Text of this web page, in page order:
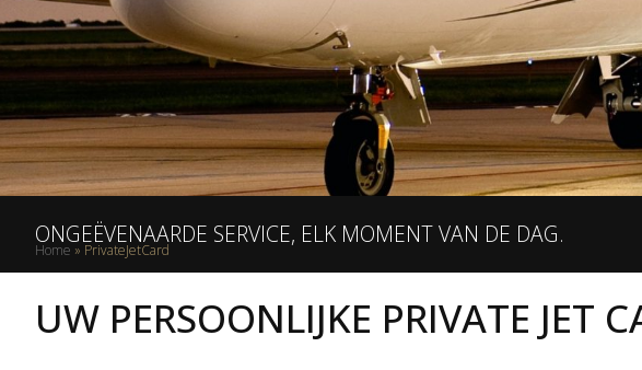
ONGEËVENAARDE SERVICE, ELK MOMENT VAN DE DAG.
Home » PrivateJetCard
UW PERSOONLIJKE PRIVATE JET